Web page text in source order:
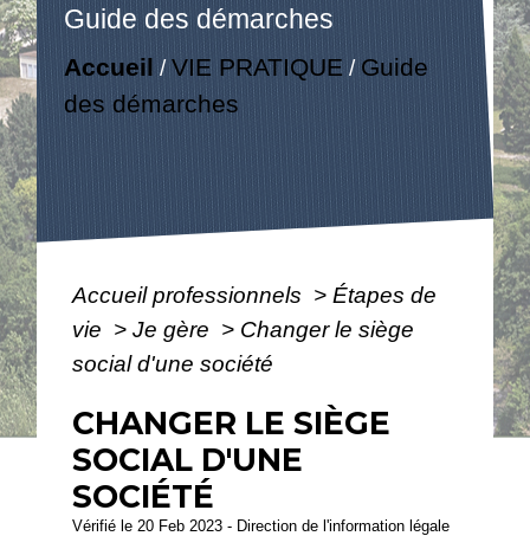
Guide des démarches
Accueil /VIE PRATIQUE / Guide
des démarches
Accueil professionnels > Étapes de
vie > Je gère > Changer le siège
social d'une société
CHANGER LE SIÈGE
SOCIAL D'UNE
SOCIÉTÉ
Vérifié le 20 Feb 2023 - Direction de l'information légale